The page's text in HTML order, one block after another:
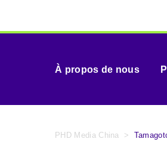
À propos de nous
PHD Media China >